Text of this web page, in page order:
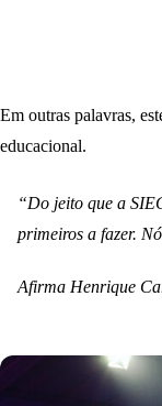
Em outras palavras,
educacional.
“Do jeito que a
primeiros a fazer.
Afirma Henrique